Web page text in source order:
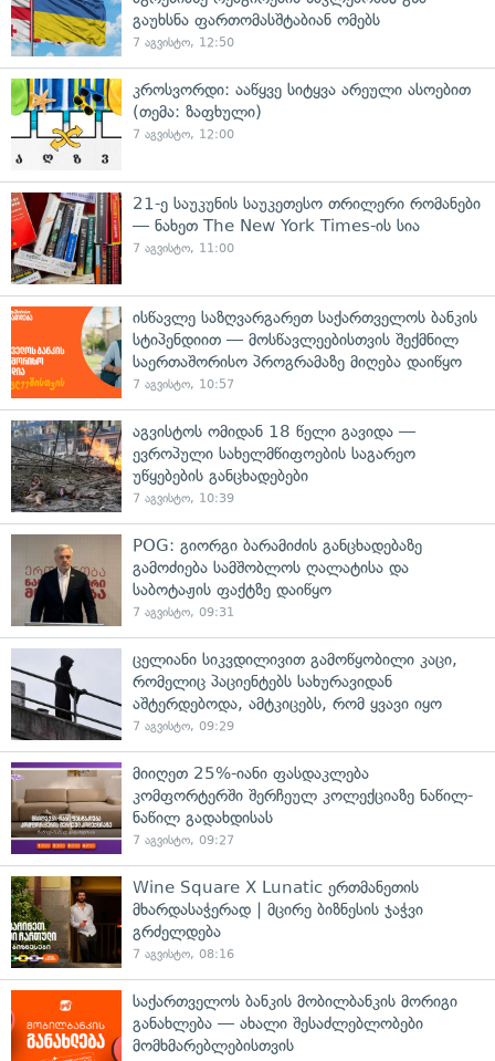
გაუხსნა ფართომასშტაბიან ომებს
7 აგვისტო, 12:50
კროსვორდი: ააწყვე სიტყვა არეული ასოებით
(თემა: ზაფხული)
7 აგვისტო, 12:00
21-ე საუკუნის საუკეთესო თრილერი რომანები
— ნახეთ The New York Times-ის სია
7 აგვისტო, 11:00
ისწავლე საზღვარგარეთ საქართველოს ბანკის
სტიპენდიით — მოსწავლეებისთვის შექმნილ
საერთაშორისო პროგრამაზე მიღება დაიწყო
7 აგვისტო, 10:57
აგვისტოს ომიდან 18 წელი გავიდა —
ევროპული სახელმწიფოების საგარეო
უწყებების განცხადებები
7 აგვისტო, 10:39
POG: გიორგი ბარამიძის განცხადებაზე
გამოძიება სამშობლოს ღალატისა და
საბოტაჟის ფაქტზე დაიწყო
7 აგვისტო, 09:31
ცელიანი სიკვდილივით გამოწყობილი კაცი,
რომელიც პაციენტებს სახურავიდან
აშტერდებოდა, ამტკიცებს, რომ ყვავი იყო
7 აგვისტო, 09:29
მიიღეთ 25%-იანი ფასდაკლება
კომფორტერში შერჩეულ კოლექციაზე ნაწილ-
ნაწილ გადახდისას
7 აგვისტო, 09:27
Wine Square X Lunatic ერთმანეთის
მხარდასაჭერად | მცირე ბიზნესის ჯაჭვი
გრძელდება
7 აგვისტო, 08:16
საქართველოს ბანკის მობილბანკის მორიგი
განახლება — ახალი შესაძლებლობები
მომხმარებლებისთვის